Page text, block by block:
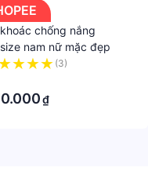
chống nắng
nam nữ mặc đẹp
(3)
₫